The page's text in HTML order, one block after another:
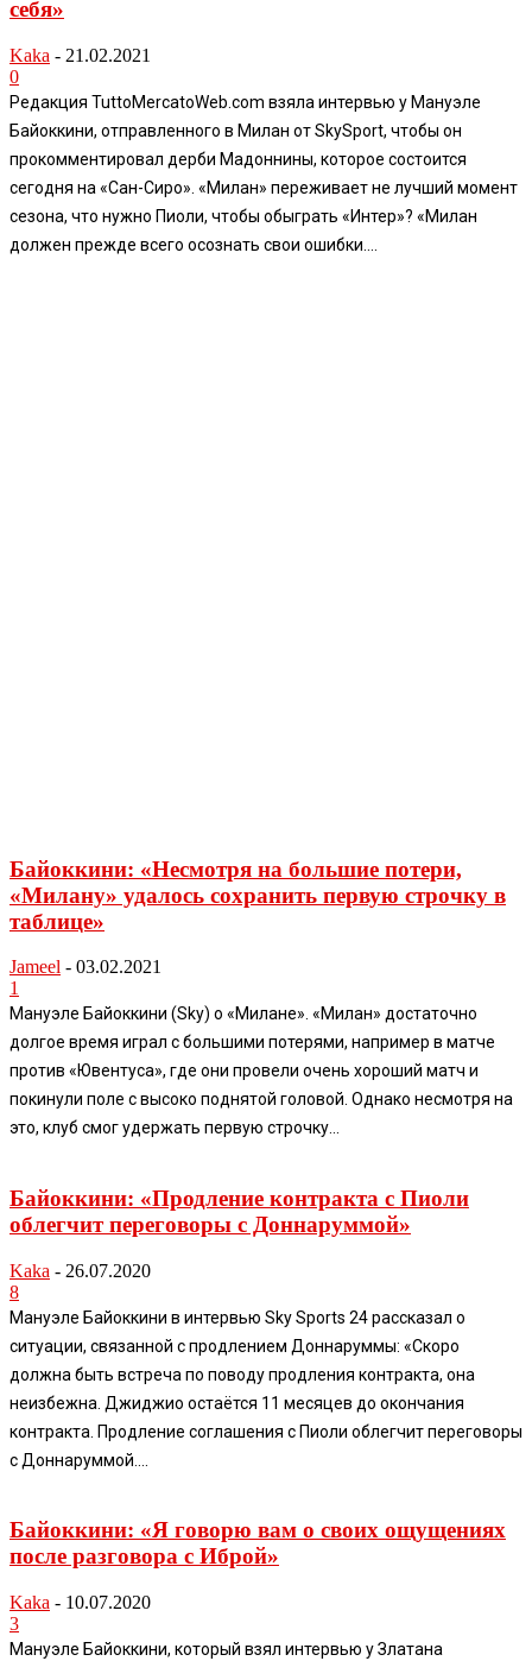
себя»
Kaka - 21.02.2021
0
Редакция TuttoMercatoWeb.com взяла интервью у Мануэле
Байоккини, отправленного в Милан от SkySport, чтобы он
прокомментировал дерби Мадоннины, которое состоится
сегодня на «Сан-Сиро». «Милан» переживает не лучший момент
сезона, что нужно Пиоли, чтобы обыграть «Интер»? «Милан
должен прежде всего осознать свои ошибки....
Байоккини: «Несмотря на большие потери,
«Милану» удалось сохранить первую строчку в
таблице»
Jameel - 03.02.2021
1
Мануэле Байоккини (Sky) о «Милане». «Милан» достаточно
долгое время играл с большими потерями, например в матче
против «Ювентуса», где они провели очень хороший матч и
покинули поле с высоко поднятой головой. Однако несмотря на
это, клуб смог удержать первую строчку...
Байоккини: «Продление контракта с Пиоли
облегчит переговоры с Доннаруммой»
Kaka - 26.07.2020
8
Мануэле Байоккини в интервью Sky Sports 24 рассказал о
ситуации, связанной с продлением Доннаруммы: «Скоро
должна быть встреча по поводу продления контракта, она
неизбежна. Джиджио остаётся 11 месяцев до окончания
контракта. Продление соглашения с Пиоли облегчит переговоры
с Доннаруммой....
Байоккини: «Я говорю вам о своих ощущениях
после разговора с Иброй»
Kaka - 10.07.2020
3
Мануэле Байоккини, который взял интервью у Златана